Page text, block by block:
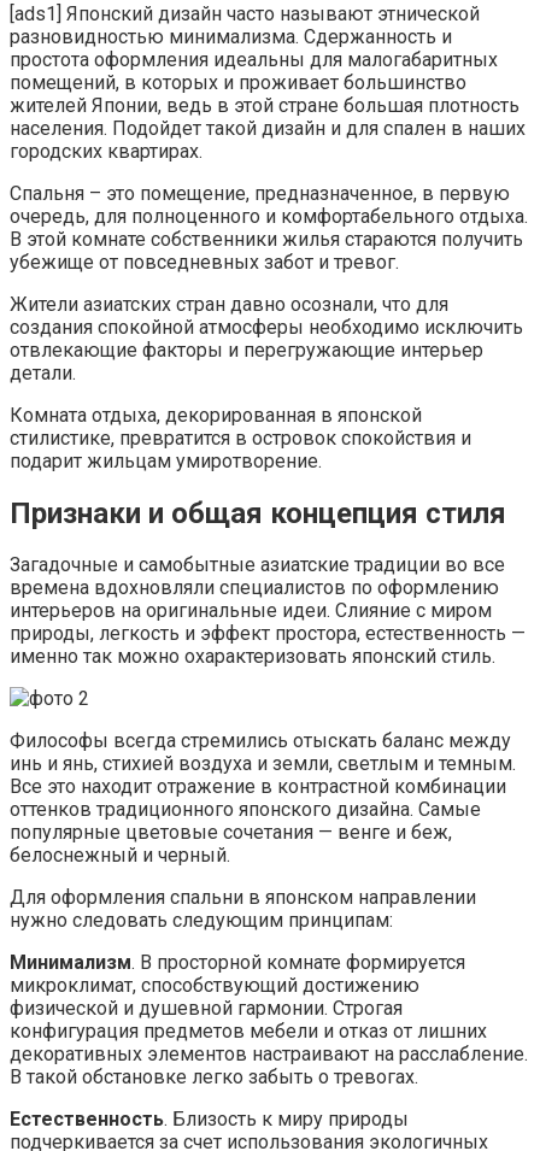
[ads1] Японский дизайн часто называют этнической
разновидностью минимализма. Сдержанность и
простота оформления идеальны для малогабаритных
помещений, в которых и проживает большинство
жителей Японии, ведь в этой стране большая плотность
населения. Подойдет такой дизайн и для спален в наших
городских квартирах.
Спальня – это помещение, предназначенное, в первую
очередь, для полноценного и комфортабельного отдыха.
В этой комнате собственники жилья стараются получить
убежище от повседневных забот и тревог.
Жители азиатских стран давно осознали, что для
создания спокойной атмосферы необходимо исключить
отвлекающие факторы и перегружающие интерьер
детали.
Комната отдыха, декорированная в японской
стилистике, превратится в островок спокойствия и
подарит жильцам умиротворение.
Признаки и общая концепция стиля
Загадочные и самобытные азиатские традиции во все
времена вдохновляли специалистов по оформлению
интерьеров на оригинальные идеи. Слияние с миром
природы, легкость и эффект простора, естественность —
именно так можно охарактеризовать японский стиль.
Философы всегда стремились отыскать баланс между
инь и янь, стихией воздуха и земли, светлым и темным.
Все это находит отражение в контрастной комбинации
оттенков традиционного японского дизайна. Самые
популярные цветовые сочетания — венге и беж,
белоснежный и черный.
Для оформления спальни в японском направлении
нужно следовать следующим принципам:
Минимализм. В просторной комнате формируется
микроклимат, способствующий достижению
физической и душевной гармонии. Строгая
конфигурация предметов мебели и отказ от лишних
декоративных элементов настраивают на расслабление.
В такой обстановке легко забыть о тревогах.
Естественность. Близость к миру природы
подчеркивается за счет использования экологичных